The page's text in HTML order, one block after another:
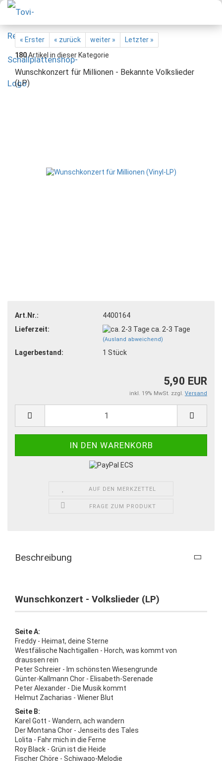
« Erster « zurück weiter »
Letzter »
180Artikel in dieser Kategorie
Wunschkonzert für Millionen - Bekannte Volkslieder
(LP)
Art.Nr.:
4400164
Lieferzeit:
ca. 2-3 Tage
(Ausland abweichend)
Lagerbestand: 1 Stück
5,90 EUR
inkl. 19% MwSt. zzgl. Versand
AUF DEN MERKZETTEL
FRAGE ZUM PRODUKT
Beschreibung
Wunschkonzert - Volkslieder (LP)
Seite A:
Freddy - Heimat, deine Sterne
Westfälische Nachtigallen - Horch, was kommt von
draussen rein
Peter Schreier - Im schönsten Wiesengrunde
Günter-Kallmann Chor - Elisabeth-Serenade
Peter Alexander - Die Musik kommt
Helmut Zacharias - Wiener Blut
Seite B:
Karel Gott - Wandern, ach wandern
Der Montana Chor - Jenseits des Tales
Lolita - Fahr mich in die Ferne
Roy Black - Grün ist die Heide
Fischer Chöre - Schiwago-Melodie